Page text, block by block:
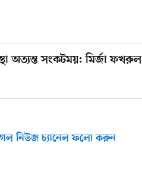
অত্যন্ত সংকটময়: মির্জা ফখরুল
নিউজ চ্যানেল ফলো করুন